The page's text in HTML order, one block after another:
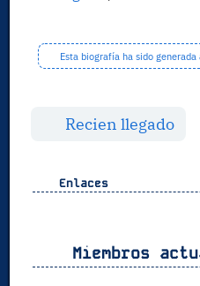
Esta biografía ha sido
Recien llegado
Enlaces
Miembros